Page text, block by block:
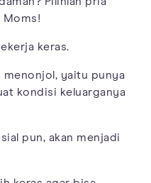
Moms!
keras.
menonjol, yaitu punya
kondisi keluarganya
pun, akan menjadi